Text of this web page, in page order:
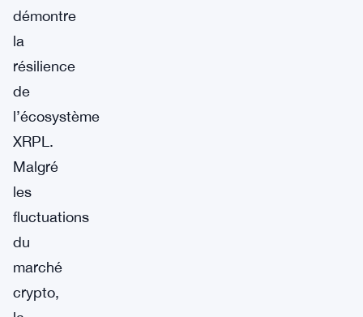
démontre
la
résilience
de
l’écosystème
XRPL.
Malgré
les
fluctuations
du
marché
crypto,